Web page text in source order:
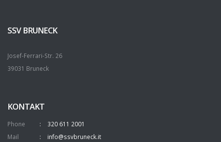
SSV BRUNECK
Josef-Ferrari-Str. 26
39031 Bruneck
KONTAKT
Phone
320 611 2001
Mail
info@ssvbruneck.it